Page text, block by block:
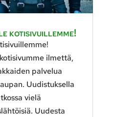
kotisivuillemme!
ilmettä,
palvelua
Uudistuksella
vielä
Uudesta